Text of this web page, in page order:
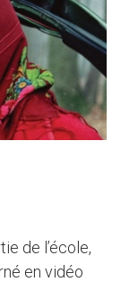
de l’école,
en vidéo